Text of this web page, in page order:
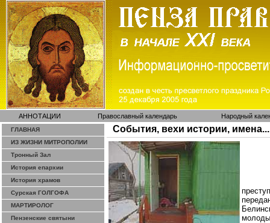
АННОТАЦИИ Православный календарь Народный
ГЛАВНАЯ
ИЗ ЖИЗНИ МИТРОПОЛИИ
Тронный Зал
История епархии
История храмов
Сурская ГОЛГОФА
МАРТИРОЛОГ
Пензенские святыни
События, вехи истории, имена...